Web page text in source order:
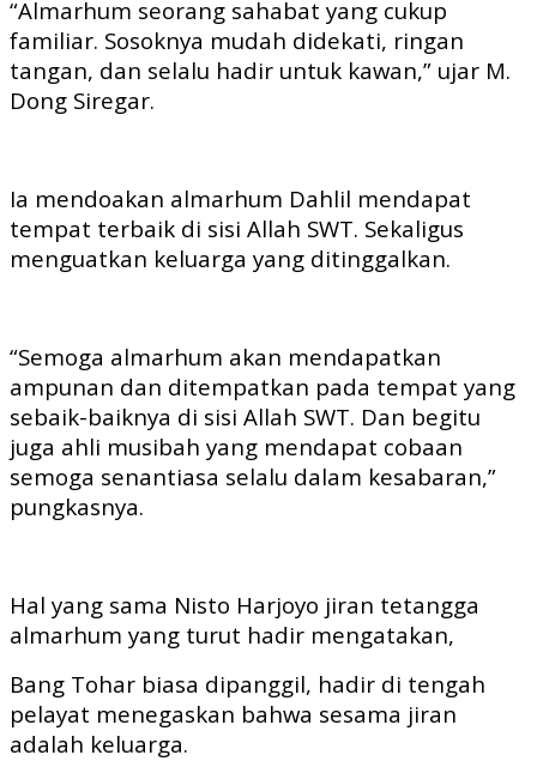
“Almarhum seorang sahabat yang cukup
familiar. Sosoknya mudah didekati, ringan
tangan, dan selalu hadir untuk kawan,” ujar M.
Dong Siregar.
Ia mendoakan almarhum Dahlil mendapat
tempat terbaik di sisi Allah SWT. Sekaligus
menguatkan keluarga yang ditinggalkan.
“Semoga almarhum akan mendapatkan
ampunan dan ditempatkan pada tempat yang
sebaik-baiknya di sisi Allah SWT. Dan begitu
juga ahli musibah yang mendapat cobaan
semoga senantiasa selalu dalam kesabaran,”
pungkasnya.
Hal yang sama Nisto Harjoyo jiran tetangga
almarhum yang turut hadir mengatakan,
Bang Tohar biasa dipanggil, hadir di tengah
pelayat menegaskan bahwa sesama jiran
adalah keluarga.